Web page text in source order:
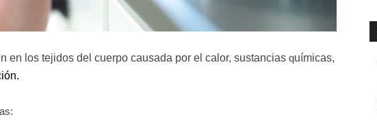
en los tejidos del cuerpo causada por el calor, sustancias químicas,